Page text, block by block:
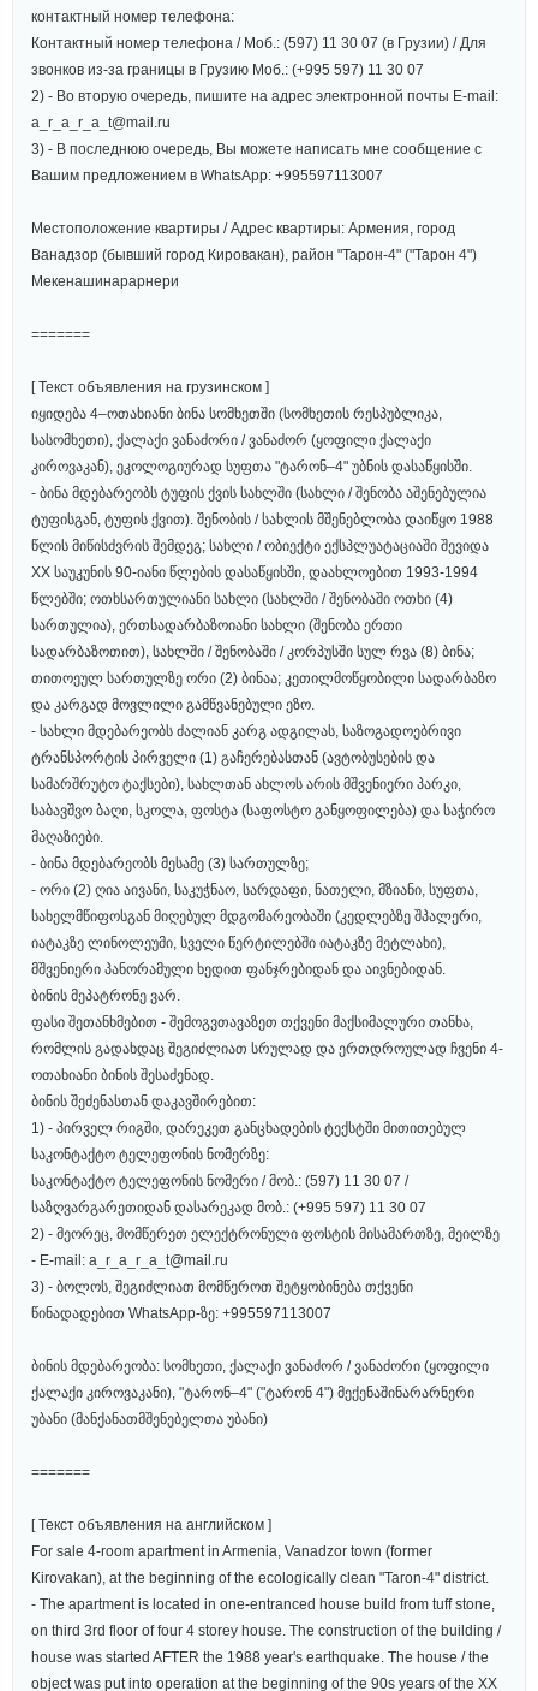
контактный номер телефона:
Контактный номер телефона / Моб.: (597) 11 30 07 (в Грузии) / Для
звонков из-за границы в Грузию Моб.: (+995 597) 11 30 07
2) - Во вторую очередь, пишите на адрес электронной почты E-mail:
a_r_a_r_a_t@mail.ru
3) - В последнюю очередь, Вы можете написать мне сообщение с
Вашим предложением в WhatsApp: +995597113007
Местоположение квартиры / Адрес квартиры: Армения, город
Ванадзор (бывший город Кировакан), район "Тарон-4" ("Тарон 4")
Мекенашинарарнери
=======
[ Текст объявления на грузинском ]
იყიდება 4–ოთახიანი ბინა სომხეთში (სომხეთის რესპუბლიკა,
სასომხეთი), ქალაქი ვანაძორი / ვანაძორ (ყოფილი ქალაქი
კიროვაკან), ეკოლოგიურად სუფთა "ტარონ–4" უბნის დასაწყისში.
- ბინა მდებარეობს ტუფის ქვის სახლში (სახლი / შენობა აშენებულია
ტუფისგან, ტუფის ქვით). შენობის / სახლის მშენებლობა დაიწყო 1988
წლის მიწისძვრის შემდეგ; სახლი / ობიექტი ექსპლუატაციაში შევიდა
XX საუკუნის 90-იანი წლების დასაწყისში, დაახლოებით 1993-1994
წლებში; ოთხსართულიანი სახლი (სახლში / შენობაში ოთხი (4)
სართულია), ერთსადარბაზოიანი სახლი (შენობა ერთი
სადარბაზოთით), სახლში / შენობაში / კორპუსში სულ რვა (8) ბინა;
თითოეულ სართულზე ორი (2) ბინაა; კეთილმოწყობილი სადარბაზო
და კარგად მოვლილი გამწვანებული ეზო.
- სახლი მდებარეობს ძალიან კარგ ადგილას, საზოგადოებრივი
ტრანსპორტის პირველი (1) გაჩერებასთან (ავტობუსების და
სამარშრუტო ტაქსები), სახლთან ახლოს არის მშვენიერი პარკი,
საბავშვო ბაღი, სკოლა, ფოსტა (საფოსტო განყოფილება) და საჭირო
მაღაზიები.
- ბინა მდებარეობს მესამე (3) სართულზე;
- ორი (2) ღია აივანი, საკუჭნაო, სარდაფი, ნათელი, მზიანი, სუფთა,
სახელმწიფოსგან მიღებულ მდგომარეობაში (კედლებზე შპალერი,
იატაკზე ლინოლეუმი, სველი წერტილებში იატაკზე მეტლახი),
მშვენიერი პანორამული ხედით ფანჯრებიდან და აივნებიდან.
ბინის მეპატრონე ვარ.
ფასი შეთანხმებით - შემოგვთავაზეთ თქვენი მაქსიმალური თანხა,
რომლის გადახდაც შეგიძლიათ სრულად და ერთდროულად ჩვენი 4-
ოთახიანი ბინის შესაძენად.
ბინის შეძენასთან დაკავშირებით:
1) - პირველ რიგში, დარეკეთ განცხადების ტექსტში მითითებულ
საკონტაქტო ტელეფონის ნომერზე:
საკონტაქტო ტელეფონის ნომერი / მობ.: (597) 11 30 07 /
საზღვარგარეთიდან დასარეკად მობ.: (+995 597) 11 30 07
2) - მეორეც, მომწერეთ ელექტრონული ფოსტის მისამართზე, მეილზე
- E-mail: a_r_a_r_a_t@mail.ru
3) - ბოლოს, შეგიძლიათ მომწეროთ შეტყობინება თქვენი
წინადადებით WhatsApp-ზე: +995597113007
ბინის მდებარეობა: სომხეთი, ქალაქი ვანაძორ / ვანაძორი (ყოფილი
ქალაქი კიროვაკანი), "ტარონ–4" ("ტარონ 4") მექენაშინარარნერი
უბანი (მანქანათმშენებელთა უბანი)
=======
[ Текст объявления на английском ]
For sale 4-room apartment in Armenia, Vanadzor town (former
Kirovakan), at the beginning of the ecologically clean "Taron-4" district.
- The apartment is located in one-entranced house build from tuff stone,
on third 3rd floor of four 4 storey house. The construction of the building /
house was started AFTER the 1988 year's earthquake. The house / the
object was put into operation at the beginning of the 90s years of the XX